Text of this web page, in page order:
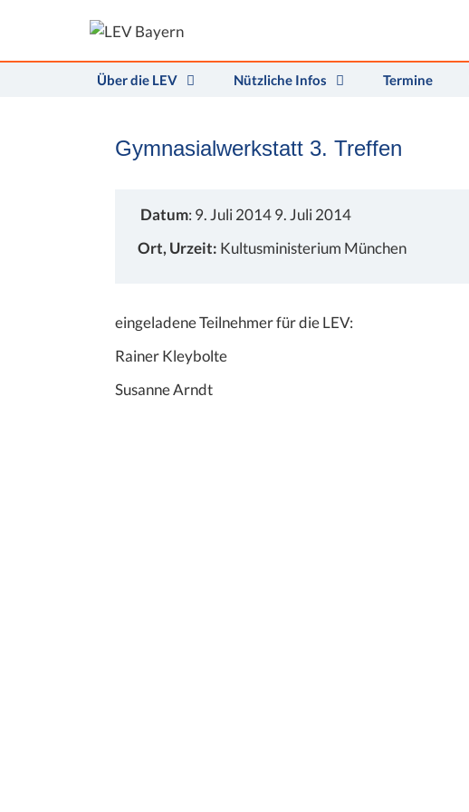
Über die LEV Nützliche Infos Termine
Gymnasialwerkstatt 3. Treffen
Datum: 9. Juli 2014 9. Juli 2014
Ort, Urzeit: Kultusministerium München
eingeladene Teilnehmer für die LEV:
Rainer Kleybolte
Susanne Arndt